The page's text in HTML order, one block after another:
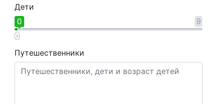
Дети
9
0
Путешественники